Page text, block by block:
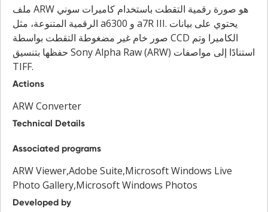
ملف ARW هو صورة رقمية التقطت باستخدام كاميرات سوني
الرقمية المتنوعة، مثل a6300 و a7R III. يحتوي على بيانات
صور خام غير مضغوطة التقطت بواسطة CCD الكاميرا وتم
حفظها بتنسيق Sony Alpha Raw (ARW) استنادًا إلى مواصفات
TIFF.
Actions
ARW Converter
Technical Details
Associated programs
ARW Viewer,Adobe Suite,Microsoft Windows Live
Photo Gallery,Microsoft Windows Photos
Developed by